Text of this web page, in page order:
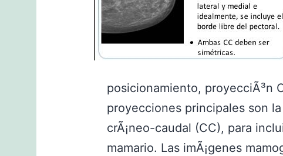
posicionamiento, proyecciÃ³n
proyecciones principales son
crÃ¡neo-caudal (CC), para
mamario. Las imÃ¡genes